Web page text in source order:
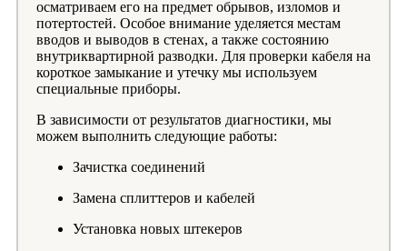
осматриваем его на предмет обрывов, изломов и
потертостей. Особое внимание уделяется местам
вводов и выводов в стенах, а также состоянию
внутриквартирной разводки. Для проверки кабеля на
короткое замыкание и утечку мы используем
специальные приборы.
В зависимости от результатов диагностики, мы
можем выполнить следующие работы:
Зачистка соединений
Замена сплиттеров и кабелей
Установка новых штекеров